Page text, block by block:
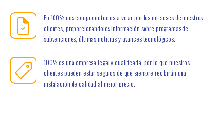
En 100% nos comprometemos a velar por los intereses de nuestros
clientes, proporcionándoles información sobre programas de
subvenciones, últimas noticias y avances tecnológicos.
100% es una empresa legal y cualificada, por lo que nuestros
clientes pueden estar seguros de que siempre recibirán una
instalación de calidad al mejor precio.